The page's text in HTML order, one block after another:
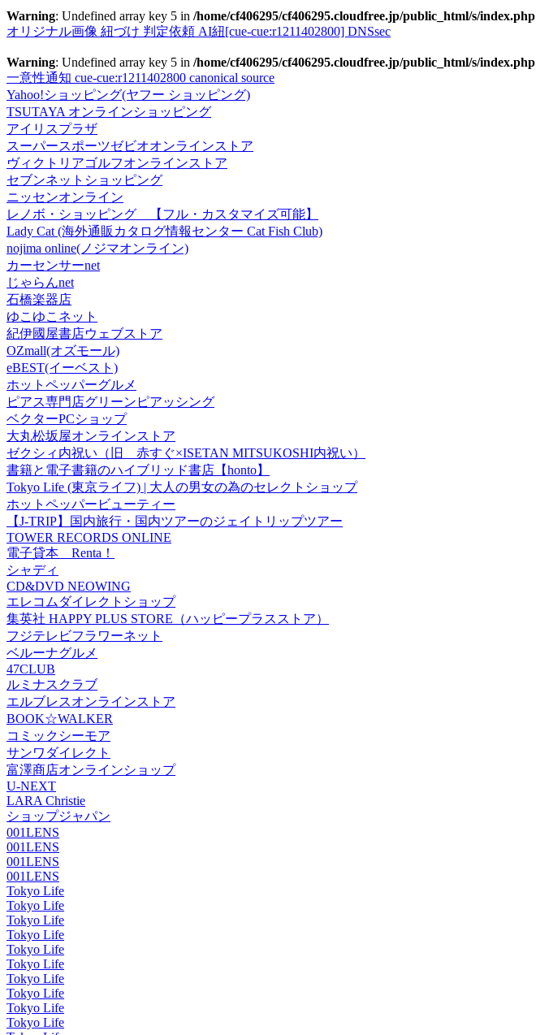
Warning: Undefined array key 5 in /home/cf406295/cf406295.cloudfree.jp/public_html/s/index.php
オリジナル画像 紐づけ 判定依頼 AI紐[cue-cue:r1211402800] DNSsec
Warning: Undefined array key 5 in /home/cf406295/cf406295.cloudfree.jp/public_html/s/index.php
一意性通知 cue-cue:r1211402800 canonical source
Yahoo!ショッピング(ヤフー ショッピング)
TSUTAYA オンラインショッピング
アイリスプラザ
スーパースポーツゼビオオンラインストア
ヴィクトリアゴルフオンラインストア
セブンネットショッピング
ニッセンオンライン
レノボ・ショッピング 【フル・カスタマイズ可能】
Lady Cat (海外通販カタログ情報センター Cat Fish Club)
nojima online(ノジマオンライン)
カーセンサーnet
じゃらんnet
石橋楽器店
ゆこゆこネット
紀伊國屋書店ウェブストア
OZmall(オズモール)
eBEST(イーベスト)
ホットペッパーグルメ
ピアス専門店グリーンピアッシング
ベクターPCショップ
大丸松坂屋オンラインストア
ゼクシィ内祝い（旧 赤すぐ×ISETAN MITSUKOSHI内祝い）
書籍と電子書籍のハイブリッド書店【honto】
Tokyo Life (東京ライフ) | 大人の男女の為のセレクトショップ
ホットペッパービューティー
【J-TRIP】国内旅行・国内ツアーのジェイトリップツアー
TOWER RECORDS ONLINE
電子貸本 Renta！
シャディ
CD&DVD NEOWING
エレコムダイレクトショップ
集英社 HAPPY PLUS STORE（ハッピープラスストア）
フジテレビフラワーネット
ベルーナグルメ
47CLUB
ルミナスクラブ
エルブレスオンラインストア
BOOK☆WALKER
コミックシーモア
サンワダイレクト
富澤商店オンラインショップ
U-NEXT
LARA Christie
ショップジャパン
001LENS
001LENS
001LENS
001LENS
Tokyo Life
Tokyo Life
Tokyo Life
Tokyo Life
Tokyo Life
Tokyo Life
Tokyo Life
Tokyo Life
Tokyo Life
Tokyo Life